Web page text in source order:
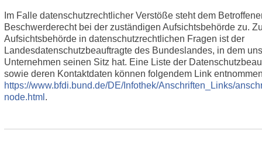
Im Falle datenschutzrechtlicher Verstöße steht dem
Beschwerderecht bei der zuständigen Aufsichtsbehörde zu.
Aufsichtsbehörde in datenschutzrechtlichen Fragen ist der
Landesdatenschutzbeauftragte des Bundeslandes, in dem
Unternehmen seinen Sitz hat. Eine Liste der
sowie deren Kontaktdaten können folgendem Link
https://www.bfdi.bund.de/DE/Infothek/Anschriften_Links/
node.html .